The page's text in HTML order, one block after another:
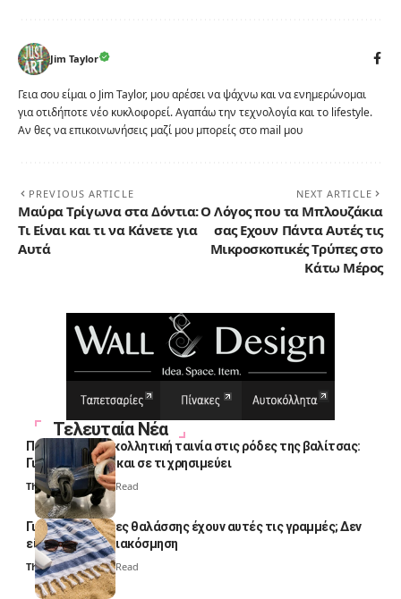
Jim Taylor
Γεια σου είμαι ο Jim Taylor, μου αρέσει να ψάχνω και να ενημερώνομαι
για οτιδήποτε νέο κυκλοφορεί. Αγαπάω την τεχνολογία και το lifestyle.
Αν θες να επικοινωνήσεις μαζί μου μπορείς στο mail μου
PREVIOUS ARTICLE
Μαύρα Τρίγωνα στα Δόντια:
Τι Είναι και τι να Κάνετε για
Αυτά
NEXT ARTICLE
Ο Λόγος που τα Μπλουζάκια
σας Εχουν Πάντα Αυτές τις
Μικροσκοπικές Τρύπες στο
Κάτω Μέρος
Τελευταία Νέα
Πολλοί βάζουν κολλητική ταινία στις ρόδες της βαλίτσας:
Γιατί το κάνουν και σε τι χρησιμεύει
Thali Ombre4 Min Read
Γιατί οι πετσέτες θαλάσσης έχουν αυτές τις γραμμές; Δεν
είναι μόνο για διακόσμηση
Thali Ombre5 Min Read